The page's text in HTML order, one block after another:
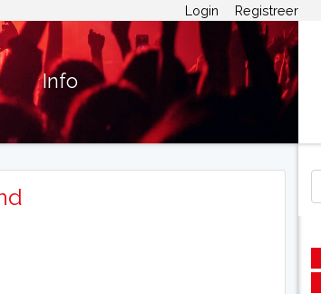
Login Registreer
Info